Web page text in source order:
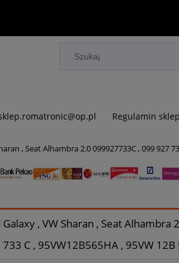
Regulamin
, Seat Alhambra 2.0 099927733C , 099 927
, VW Sharan , Seat Alhambra
C , 95VW12B565HA , 95VW 12B